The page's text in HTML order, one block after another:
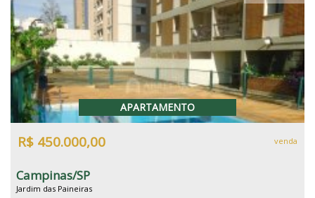
APARTAMENTO
R$ 450.000,00 venda
Campinas/SP
Jardim das Paineiras